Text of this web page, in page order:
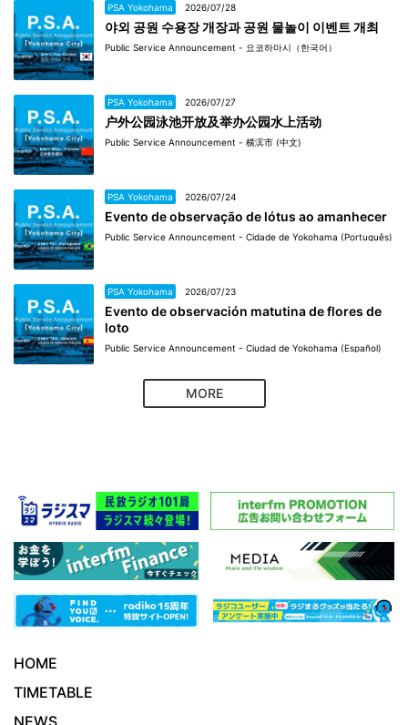
PSA Yokohama 2026/07/28
야외 공원 수용장 개장과 공원 물놀이 이벤트 개최
Public Service Announcement - 요코하마시（한국어）
PSA Yokohama 2026/07/27
户外公园泳池开放及举办公园水上活动
Public Service Announcement - 横滨市 (中文)
PSA Yokohama 2026/07/24
Evento de observação de lótus ao amanhecer
Public Service Announcement - Cidade de Yokohama (Português)
PSA Yokohama 2026/07/23
Evento de observación matutina de flores de
loto
Public Service Announcement - Ciudad de Yokohama (Español)
MORE
HOME
TIMETABLE